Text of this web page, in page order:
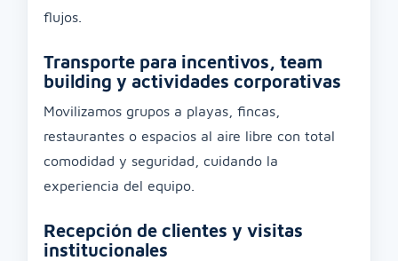
flujos.
Transporte para incentivos, team
building y actividades corporativas
Movilizamos grupos a playas, fincas,
restaurantes o espacios al aire libre con total
comodidad y seguridad, cuidando la
experiencia del equipo.
Recepción de clientes y visitas
institucionales